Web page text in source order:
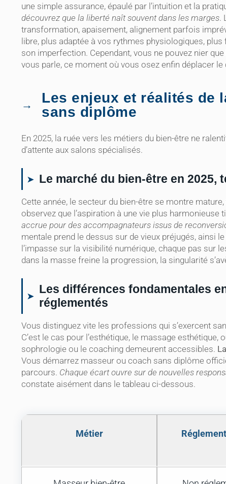
une simple assurance, épaulé par l’intuition et la
découvrez que la liberté naît souvent dans les marges.
transformation, apaisement, alignement parfois
libre, plus adaptée à vos rythmes physiologiques,
son imperfection. Cependant, vous ne pouvez nier
vous parle, ce moment où vous osez enfin déplacer le
Les enjeux et réalités de
sans diplôme
En 2025, la ruée vers les métiers du bien-être ne
d’attente aux salons spécialisés.
Le marché du bien-être en 2025,
Cette année, le secteur du bien-être se montre mature,
observez que l’aspiration à une vie plus harmonieuse
accrue pour des accompagnateurs issus de
mentale prend le dessus sur de vieux préjugés, ainsi
l’impasse sur la visibilité numérique, chaque pas sur
dans la masse freine la progression, la singularité
Les différences fondamentales
réglementés
Vous distinguez vite les professions qui s’exercent
C’est le cas pour l’esthétique, le massage
sophrologie ou le coaching demeurent accessibles.
Vous démarrez masseur ou coach sans diplôme
parcours. Chaque écart ouvre sur de nouvelles
constate aisément dans le tableau ci-dessous.
Métier